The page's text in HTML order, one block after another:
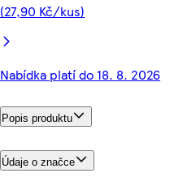
(27,90 Kč/kus)
Nabídka platí do 18. 8. 2026
Popis produktu
Údaje o značce